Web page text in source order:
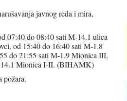
javnog reda i mira,
07:40 do 08:40 sati M-14.1 ulica
od 15:40 do 16:40 sati M-1.8
do 21:55 sati M-1.9 Mionica III,
14.1 Mionica I-II. (BIHAMK)
požara.